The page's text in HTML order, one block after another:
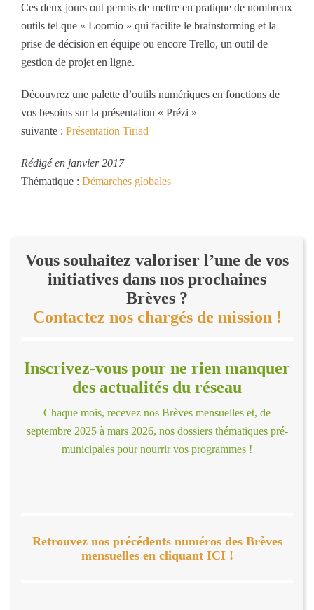
Ces deux jours ont permis de mettre en pratique de nombreux
outils tel que « Loomio » qui facilite le brainstorming et la
prise de décision en équipe ou encore Trello, un outil de
gestion de projet en ligne.
Découvrez une palette d’outils numériques en fonctions de
vos besoins sur la présentation « Prézi »
suivante : Présentation Tiriad
Rédigé en janvier 2017
Thématique : Démarches globales
Vous souhaitez valoriser l’une de vos
initiatives dans nos prochaines
Brèves ?
Contactez nos chargés de mission !
Inscrivez-vous pour ne rien manquer
des actualités du réseau
Chaque mois, recevez nos Brèves mensuelles et, de
septembre 2025 à mars 2026, nos dossiers thématiques pré-
municipales pour nourrir vos programmes !
Retrouvez nos précédents numéros des Brèves
mensuelles en cliquant ICI !